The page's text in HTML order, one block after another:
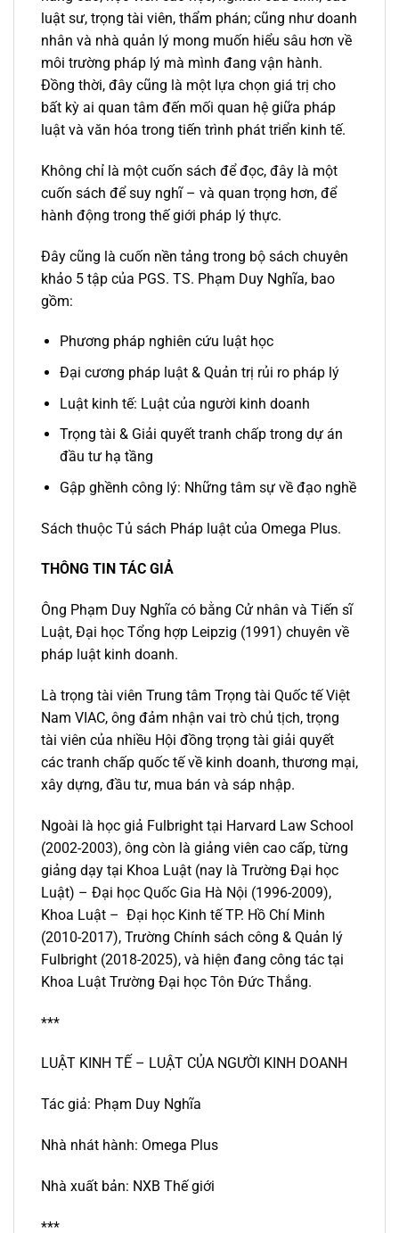
luật sư, trọng tài viên, thẩm phán; cũng như doanh
nhân và nhà quản lý mong muốn hiểu sâu hơn về
môi trường pháp lý mà mình đang vận hành.
Đồng thời, đây cũng là một lựa chọn giá trị cho
bất kỳ ai quan tâm đến mối quan hệ giữa pháp
luật và văn hóa trong tiến trình phát triển kinh tế.
Không chỉ là một cuốn sách để đọc, đây là một
cuốn sách để suy nghĩ – và quan trọng hơn, để
hành động trong thế giới pháp lý thực.
Đây cũng là cuốn nền tảng trong bộ sách chuyên
khảo 5 tập của PGS. TS. Phạm Duy Nghĩa, bao
gồm:
Phương pháp nghiên cứu luật học
Đại cương pháp luật & Quản trị rủi ro pháp lý
Luật kinh tế: Luật của người kinh doanh
Trọng tài & Giải quyết tranh chấp trong dự án
đầu tư hạ tầng
Gập ghềnh công lý: Những tâm sự về đạo nghề
Sách thuộc Tủ sách Pháp luật của Omega Plus.
THÔNG TIN TÁC GIẢ
Ông Phạm Duy Nghĩa có bằng Cử nhân và Tiến sĩ
Luật, Đại học Tổng hợp Leipzig (1991) chuyên về
pháp luật kinh doanh.
Là trọng tài viên Trung tâm Trọng tài Quốc tế Việt
Nam VIAC, ông đảm nhận vai trò chủ tịch, trọng
tài viên của nhiều Hội đồng trọng tài giải quyết
các tranh chấp quốc tế về kinh doanh, thương mại,
xây dựng, đầu tư, mua bán và sáp nhập.
Ngoài là học giả Fulbright tại Harvard Law School
(2002-2003), ông còn là giảng viên cao cấp, từng
giảng dạy tại Khoa Luật (nay là Trường Đại học
Luật) – Đại học Quốc Gia Hà Nội (1996-2009),
Khoa Luật – Đại học Kinh tế TP. Hồ Chí Minh
(2010-2017), Trường Chính sách công & Quản lý
Fulbright (2018-2025), và hiện đang công tác tại
Khoa Luật Trường Đại học Tôn Đức Thắng.
***
LUẬT KINH TẾ – LUẬT CỦA NGƯỜI KINH DOANH
Tác giả: Phạm Duy Nghĩa
Nhà nhát hành: Omega Plus
Nhà xuất bản: NXB Thế giới
***